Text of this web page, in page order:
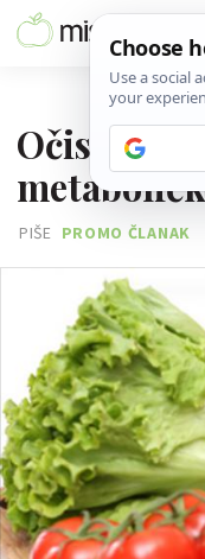
Očisti
PIŠE PROMO ČLANAK